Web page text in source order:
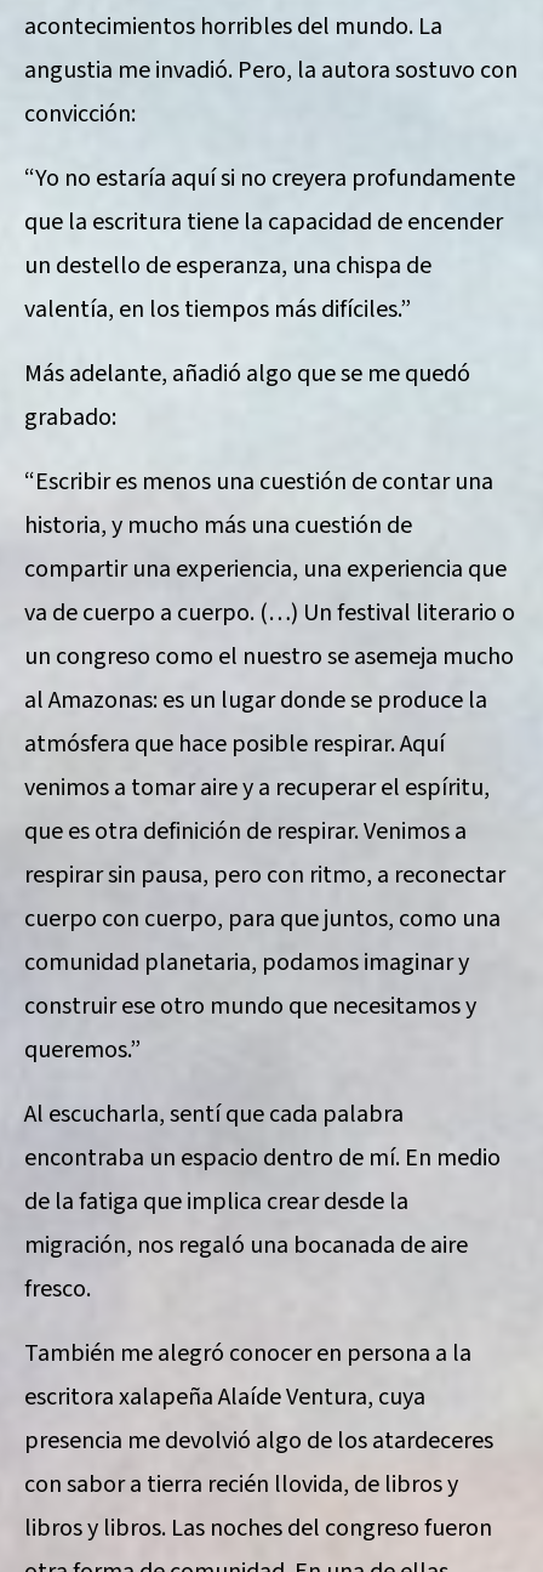
acontecimientos horribles del mundo. La
angustia me invadió. Pero, la autora sostuvo con
convicción:
“Yo no estaría aquí si no creyera profundamente
que la escritura tiene la capacidad de encender
un destello de esperanza, una chispa de
valentía, en los tiempos más difíciles.”
Más adelante, añadió algo que se me quedó
grabado:
“Escribir es menos una cuestión de contar una
historia, y mucho más una cuestión de
compartir una experiencia, una experiencia que
va de cuerpo a cuerpo. (…) Un festival literario o
un congreso como el nuestro se asemeja mucho
al Amazonas: es un lugar donde se produce la
atmósfera que hace posible respirar. Aquí
venimos a tomar aire y a recuperar el espíritu,
que es otra definición de respirar. Venimos a
respirar sin pausa, pero con ritmo, a reconectar
cuerpo con cuerpo, para que juntos, como una
comunidad planetaria, podamos imaginar y
construir ese otro mundo que necesitamos y
queremos.”
Al escucharla, sentí que cada palabra
encontraba un espacio dentro de mí. En medio
de la fatiga que implica crear desde la
migración, nos regaló una bocanada de aire
fresco.
También me alegró conocer en persona a la
escritora xalapeña Alaíde Ventura, cuya
presencia me devolvió algo de los atardeceres
con sabor a tierra recién llovida, de libros y
libros y libros. Las noches del congreso fueron